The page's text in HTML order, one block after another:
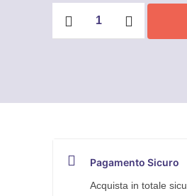
antinfortunistiche
Pagamento Sicuro
Acquista in totale